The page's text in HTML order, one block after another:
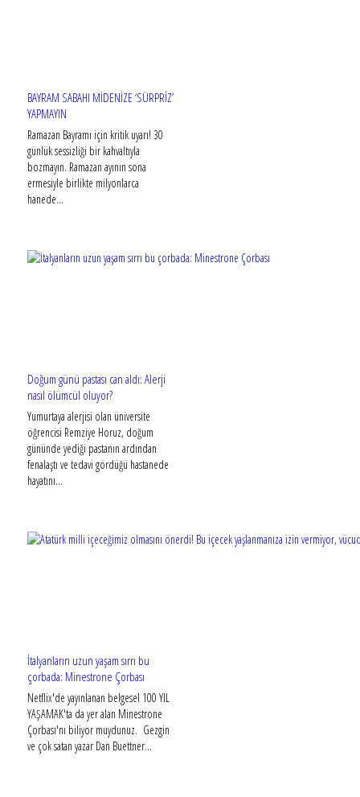
BAYRAM SABAHI MİDENİZE ‘SÜRPRİZ’
YAPMAYIN
Ramazan Bayramı için kritik uyarı! 30
günlük sessizliği bir kahvaltıyla
bozmayın. Ramazan ayının sona
ermesiyle birlikte milyonlarca
hanede...
Doğum günü pastası can aldı: Alerji
nasıl ölümcül oluyor?
Yumurtaya alerjisi olan üniversite
öğrencisi Remziye Horuz, doğum
gününde yediği pastanın ardından
fenalaştı ve tedavi gördüğü hastanede
hayatını...
İtalyanların uzun yaşam sırrı bu
çorbada: Minestrone Çorbası
Netflix'de yayınlanan belgesel 100 YIL
YAŞAMAK'ta da yer alan Minestrone
Çorbası'nı biliyor muydunuz. Gezgin
ve çok satan yazar Dan Buettner...